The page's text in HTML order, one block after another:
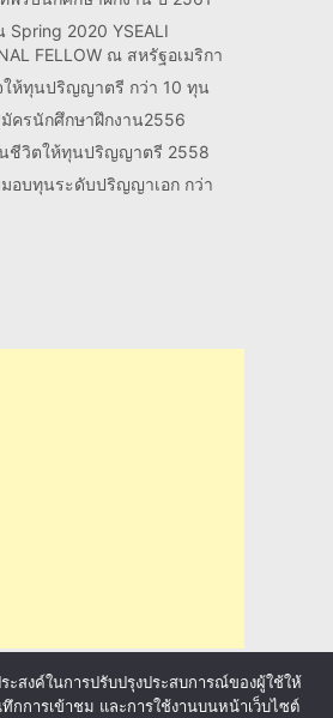
Spring 2020 YSEALI
FELLOW ณ สหรัฐอเมริกา
ให้ทุนปริญญาตรี กว่า 10 ทุน
ครนักศึกษาฝึกงาน2556
นชีวิตให้ทุนปริญญาตรี 2558
อบทุนระดับปริญญาเอก กว่า
ะสงค์ในการปรับปรุงประสบการณ์ของผู้ใช้ให้
กการเข้าชม และการใช้งานบนหน้าเว็บไซต์